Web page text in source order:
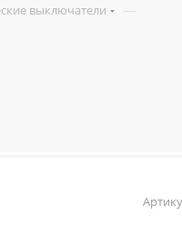
выключатели —